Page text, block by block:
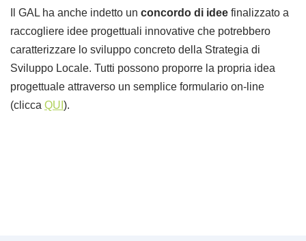
Il GAL ha anche indetto un concordo di idee finalizzato a
raccogliere idee progettuali innovative che potrebbero
caratterizzare lo sviluppo concreto della Strategia di
Sviluppo Locale. Tutti possono proporre la propria idea
progettuale attraverso un semplice formulario on-line
(clicca QUI ).